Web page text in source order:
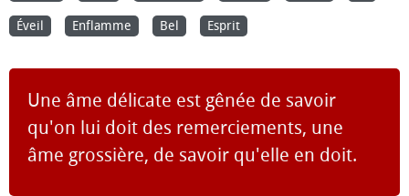
Éveil Enflamme Bel Esprit
Une âme délicate est gênée de savoir
qu'on lui doit des remerciements, une
âme grossière, de savoir qu'elle en doit.